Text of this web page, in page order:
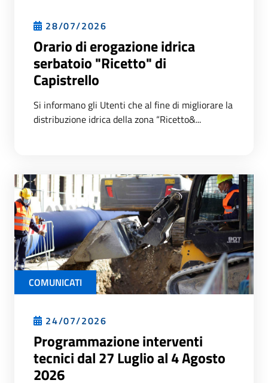
28/07/2026
Orario di erogazione idrica
serbatoio "Ricetto" di
Capistrello
Si informano gli Utenti che al fine di migliorare la
distribuzione idrica della zona “Ricetto&...
COMUNICATI
24/07/2026
Programmazione interventi
tecnici dal 27 Luglio al 4 Agosto
2026